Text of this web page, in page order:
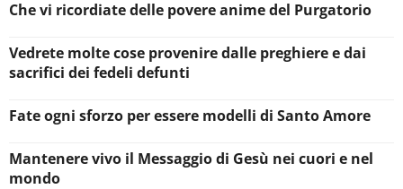
Che vi ricordiate delle povere anime del Purgatorio
Vedrete molte cose provenire dalle preghiere e dai
sacrifici dei fedeli defunti
Fate ogni sforzo per essere modelli di Santo Amore
Mantenere vivo il Messaggio di Gesù nei cuori e nel
mondo